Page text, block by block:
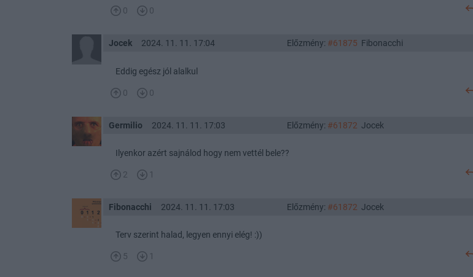
0 0
Jocek 2024. 11. 11. 17:04 Előzmény: #61875 Fibonacchi
Eddig egész jól alalkul
0 0
Germilio 2024. 11. 11. 17:03 Előzmény: #61872 Jocek
Ilyenkor azért sajnálod hogy nem vettél bele??
2 1
Fibonacchi 2024. 11. 11. 17:03 Előzmény: #61872 Jocek
Terv szerint halad, legyen ennyi elég! :))
5 1